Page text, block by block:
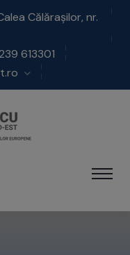
Călărașilor, nr.
613301